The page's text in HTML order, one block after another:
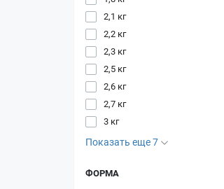
2,1 кг
2,2 кг
2,3 кг
2,5 кг
2,6 кг
2,7 кг
3 кг
Показать еще 7
ФОРМА